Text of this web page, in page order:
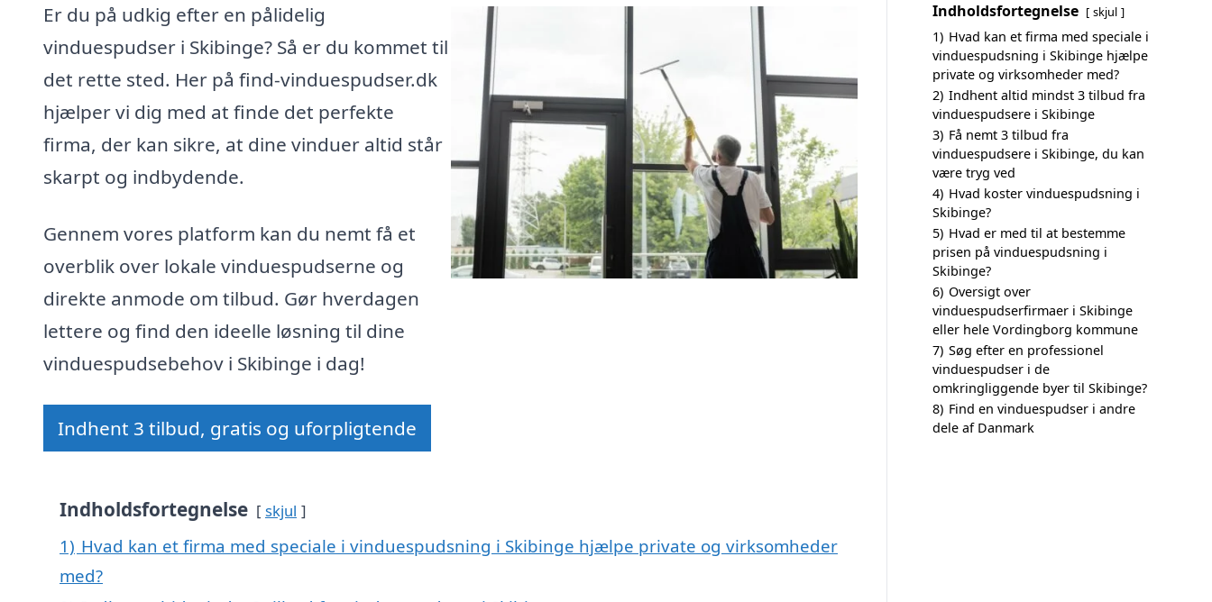
Er du på udkig efter en pålidelig
vinduespudser i Skibinge? Så er du kommet til
det rette sted. Her på find-vinduespudser.dk
hjælper vi dig med at finde det perfekte
firma, der kan sikre, at dine vinduer altid står
skarpt og indbydende.
Gennem vores platform kan du nemt få et
overblik over lokale vinduespudserne og
direkte anmode om tilbud. Gør hverdagen
lettere og find den ideelle løsning til dine
vinduespudsebehov i Skibinge i dag!
Indhent 3 tilbud, gratis og uforpligtende
Indholdsfortegnelse skjul
1) Hvad kan et firma med speciale i vinduespudsning i Skibinge hjælpe private og virksomheder
med?
Indholdsfortegnelse skjul
1) Hvad kan et firma med speciale i
vinduespudsning i Skibinge hjælpe
private og virksomheder med?
2) Indhent altid mindst 3 tilbud fra
vinduespudsere i Skibinge
3) Få nemt 3 tilbud fra
vinduespudsere i Skibinge, du kan
være tryg ved
4) Hvad koster vinduespudsning i
Skibinge?
5) Hvad er med til at bestemme
prisen på vinduespudsning i
Skibinge?
6) Oversigt over
vinduespudserfirmaer i Skibinge
eller hele Vordingborg kommune
7) Søg efter en professionel
vinduespudser i de
omkringliggende byer til Skibinge?
8) Find en vinduespudser i andre
dele af Danmark